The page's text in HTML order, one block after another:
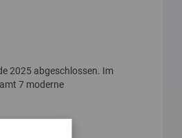
2025 abgeschlossen. Im
7 moderne